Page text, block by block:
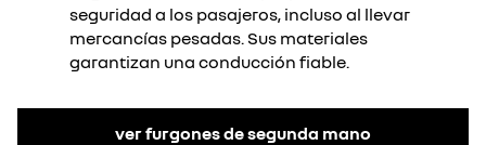
seguridad a los pasajeros, incluso al llevar
mercancías pesadas. Sus materiales
garantizan una conducción fiable.​
ver furgones de segunda mano